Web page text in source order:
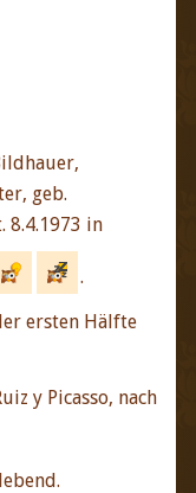
geb.
8.4.1973 in
.
ersten Hälfte
y Picasso, nach
lebend.